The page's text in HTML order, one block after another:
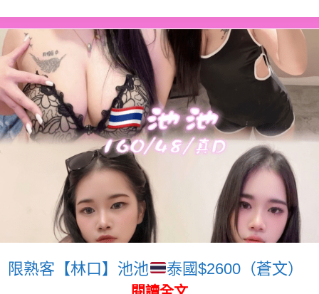
限熟客【林口】池池 泰國$2600（蒼文）